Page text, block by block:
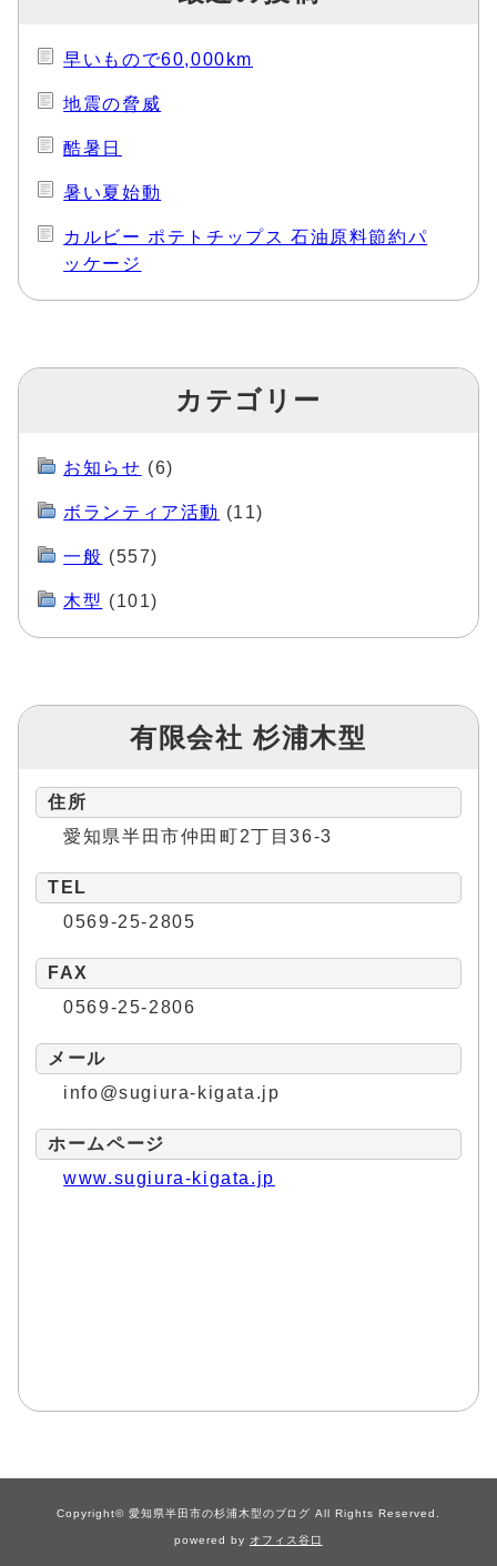
早いもので60,000km
地震の脅威
酷暑日
暑い夏始動
カルビー ポテトチップス 石油原料節約パ
ッケージ
カテゴリー
お知らせ (6)
ボランティア活動 (11)
一般 (557)
木型 (101)
有限会社 杉浦木型
住所
愛知県半田市仲田町2丁目36-3
TEL
0569-25-2805
FAX
0569-25-2806
メール
info@sugiura-kigata.jp
ホームページ
www.sugiura-kigata.jp
Copyright© 愛知県半田市の杉浦木型のブログ All Rights Reserved.
powered by オフィス谷口